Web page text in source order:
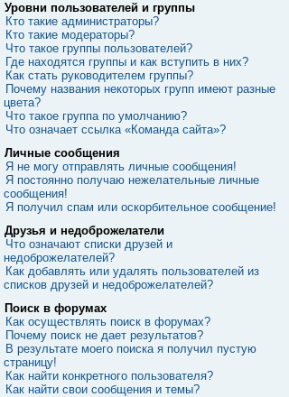
Уровни пользователей и группы
Кто такие администраторы?
Кто такие модераторы?
Что такое группы пользователей?
Где находятся группы и как вступить в них?
Как стать руководителем группы?
Почему названия некоторых групп имеют разные
цвета?
Что такое группа по умолчанию?
Что означает ссылка «Команда сайта»?
Личные сообщения
Я не могу отправлять личные сообщения!
Я постоянно получаю нежелательные личные
сообщения!
Я получил спам или оскорбительное сообщение!
Друзья и недоброжелатели
Что означают списки друзей и
недоброжелателей?
Как добавлять или удалять пользователей из
списков друзей и недоброжелателей?
Поиск в форумах
Как осуществлять поиск в форумах?
Почему поиск не дает результатов?
В результате моего поиска я получил пустую
страницу!
Как найти конкретного пользователя?
Как найти свои сообщения и темы?